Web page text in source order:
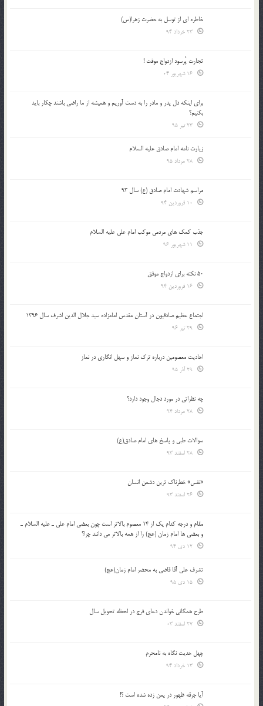
خاطره ای از توسل به حضرت زهرا(س)
تجارت پُرسود ازدواج موقت !
براي اينكه دل پدر و مادر را به دست آوريم و هميشه از ما راضي باشند چكار بايد
بكنيم؟
زیارت نامه امام صادق علیه السلام
مراسم شهادت امام صادق (ع) سال 93
جذب کمک های مردمی موکب امام علی علیه السلام
50 نکته برای ازدواج موفق
اجتماع عظیم صادقیون در آستان مقدس امامزاده سید جلال الدین اشرف سال 1396
احادیث معصومین درباره ترک نماز و سهل انگاری در نماز
چه نظراتی در مورد دجال وجود دارد؟
سوالات طبی و پاسخ های امام صادق(ع)
«نفس» خطرناک ترین دشمن انسان
مقام و درجه كدام يك از 14 معصوم بالاتر است چون بعضي امام علي ـ عليه السلام ـ
و بعضي ها امام زمان (عج) را از همه بالاتر مي دانند چرا؟
تشرف علي آقا قاضي به محضر امام زمان(عج)
طرح همگانی خواندن دعای فرج در لحظه تحویل سال
چهل حدیث نگاه به نامحرم
آیا جرقه ظهور در یمن زده شده است ؟!